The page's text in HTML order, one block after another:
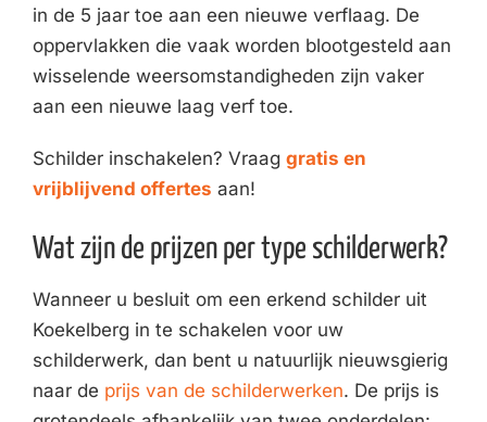
in de 5 jaar toe aan een nieuwe verflaag. De
oppervlakken die vaak worden blootgesteld aan
wisselende weersomstandigheden zijn vaker
aan een nieuwe laag verf toe.
Schilder inschakelen? Vraag gratis en
vrijblijvend offertes aan!
Wat zijn de prijzen per type schilderwerk?
Wanneer u besluit om een erkend schilder uit
Koekelberg in te schakelen voor uw
schilderwerk, dan bent u natuurlijk nieuwsgierig
naar de prijs van de schilderwerken. De prijs is